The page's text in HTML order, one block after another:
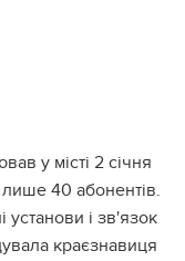
у місті 2 січня
40 абонентів.
і зв'язок
краєзнавиця